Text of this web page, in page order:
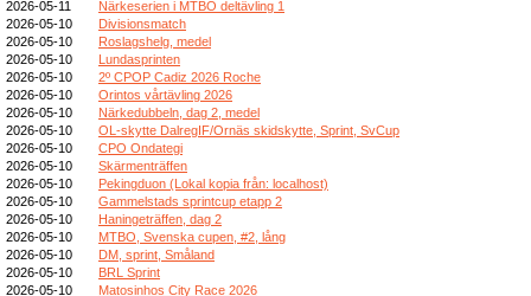
2026-05-11
Närkeserien i MTBO deltävling 1
2026-05-10
Divisionsmatch
2026-05-10
Roslagshelg, medel
2026-05-10
Lundasprinten
2026-05-10
2º CPOP Cadiz 2026 Roche
2026-05-10
Orintos vårtävling 2026
2026-05-10
Närkedubbeln, dag 2, medel
2026-05-10
OL-skytte DalregIF/Ornäs skidskytte, Sprint, SvCup
2026-05-10
CPO Ondategi
2026-05-10
Skärmenträffen
2026-05-10
Pekingduon (Lokal kopia från: localhost)
2026-05-10
Gammelstads sprintcup etapp 2
2026-05-10
Haningeträffen, dag 2
2026-05-10
MTBO, Svenska cupen, #2, lång
2026-05-10
DM, sprint, Småland
2026-05-10
BRL Sprint
2026-05-10
Matosinhos City Race 2026